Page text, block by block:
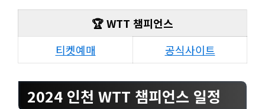
🏆 WTT 챔피언스
티켓예매
공식사이트
2024 인천 WTT 챔피언스 일정